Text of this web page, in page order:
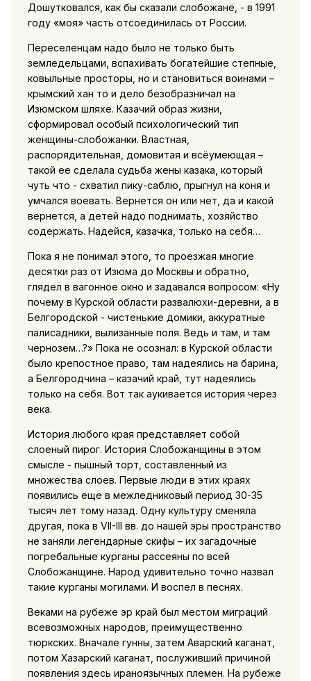
Дошутковался, как бы сказали слобожане, - в 1991
году «моя» часть отсоединилась от России.
Переселенцам надо было не только быть
земледельцами, вспахивать богатейшие степные,
ковыльные просторы, но и становиться воинами –
крымский хан то и дело безобразничал на
Изюмском шляхе. Казачий образ жизни,
сформировал особый психологический тип
женщины-слобожанки. Властная,
распорядительная, домовитая и всёумеющая –
такой ее сделала судьба жены казака, который
чуть что - схватил пику-саблю, прыгнул на коня и
умчался воевать. Вернется он или нет, да и какой
вернется, а детей надо поднимать, хозяйство
содержать. Надейся, казачка, только на себя…
Пока я не понимал этого, то проезжая многие
десятки раз от Изюма до Москвы и обратно,
глядел в вагонное окно и задавался вопросом: «Ну
почему в Курской области развалюхи-деревни, а в
Белгородской - чистенькие домики, аккуратные
палисадники, вылизанные поля. Ведь и там, и там
чернозем…?» Пока не осознал: в Курской области
было крепостное право, там надеялись на барина,
а Белгородчина – казачий край, тут надеялись
только на себя. Вот так аукивается история через
века.
История любого края представляет собой
слоеный пирог. История Слобожанщины в этом
смысле - пышный торт, составленный из
множества слоев. Первые люди в этих краях
появились еще в межледниковый период 30-35
тысяч лет тому назад. Одну культуру сменяла
другая, пока в VII-III вв. до нашей эры пространство
не заняли легендарные скифы – их загадочные
погребальные курганы рассеяны по всей
Слобожанщине. Народ удивительно точно назвал
такие курганы могилами. И воспел в песнях.
Веками на рубеже эр край был местом миграций
всевозможных народов, преимущественно
тюркских. Вначале гунны, затем Аварский каганат,
потом Хазарский каганат, послуживший причиной
появления здесь ираноязычных племен. На рубеже